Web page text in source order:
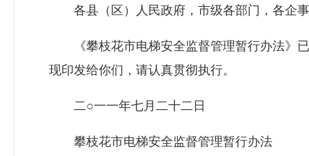
各县（区）人民政府，市级各部门，各企
《攀枝花市电梯安全监督管理暂行办法》已
现印发给你们，请认真贯彻执行。
二○一一年七月二十二日
攀枝花市电梯安全监督管理暂行办法